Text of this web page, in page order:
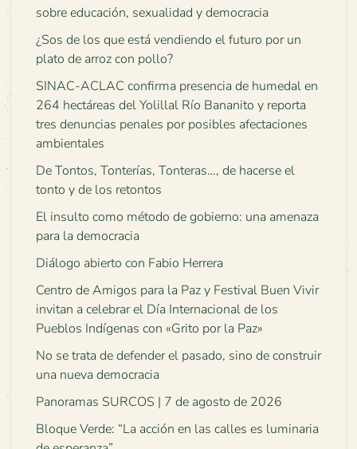
sobre educación, sexualidad y democracia
¿Sos de los que está vendiendo el futuro por un
plato de arroz con pollo?
SINAC-ACLAC confirma presencia de humedal en
264 hectáreas del Yolillal Río Bananito y reporta
tres denuncias penales por posibles afectaciones
ambientales
De Tontos, Tonterías, Tonteras…, de hacerse el
tonto y de los retontos
El insulto como método de gobierno: una amenaza
para la democracia
Diálogo abierto con Fabio Herrera
Centro de Amigos para la Paz y Festival Buen Vivir
invitan a celebrar el Día Internacional de los
Pueblos Indígenas con «Grito por la Paz»
No se trata de defender el pasado, sino de construir
una nueva democracia
Panoramas SURCOS | 7 de agosto de 2026
Bloque Verde: “La acción en las calles es luminaria